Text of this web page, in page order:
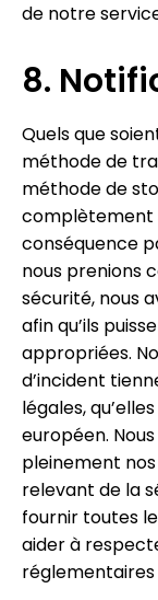
de notre
8.
Quels que
méthode de
méthode de
complètement
conséquence
nous prenions
sécurité, nous
afin qu’ils
appropriées.
d’incident
légales,
européen.
pleinement
relevant de la
fournir toutes
aider à